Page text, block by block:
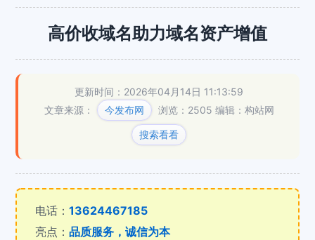
高价收域名助力域名资产增值
更新时间：2026年04月14日 11:13:59
文章来源：
今发布网 浏览：2505 编辑：构站网
搜索看看
电话：13624467185
亮点：品质服务，诚信为本